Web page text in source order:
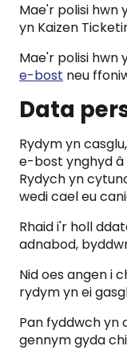
Mae'r polisi hwn
yn Kaizen
Mae'r polisi hwn
e-bost neu
Data
Rydym yn
e-bost ynghyd â
Rydych yn
wedi cael eu
Rhaid i'r holl
adnabod,
Nid oes angen i
rydym yn ei
Pan fyddwch yn
gennym gyda